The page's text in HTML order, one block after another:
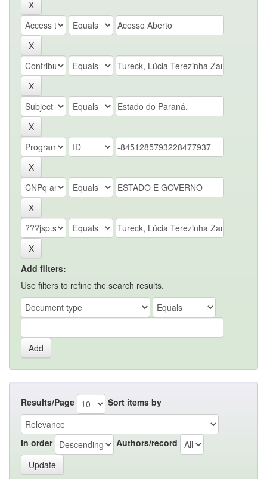
Add filters:
Use filters to refine the search results.
Results/Page Sort items by
In order Authors/record